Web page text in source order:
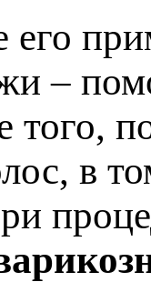
–
в